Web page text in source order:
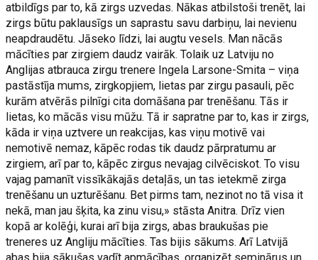
atbildīgs par to, kā zirgs uzvedas. Nākas atbilstoši trenēt, lai
zirgs būtu paklausīgs un saprastu savu darbiņu, lai nevienu
neapdraudētu. Jāseko līdzi, lai augtu vesels. Man nācās
mācīties par zirgiem daudz vairāk. Tolaik uz Latviju no
Anglijas atbrauca zirgu trenere Ingela Larsone-Smita – viņa
pastāstīja mums, zirgkopjiem, lietas par zirgu pasauli, pēc
kurām atvērās pilnīgi cita domāšana par trenēšanu. Tās ir
lietas, ko mācās visu mūžu. Tā ir sapratne par to, kas ir zirgs,
kāda ir viņa uztvere un reakcijas, kas viņu motivē vai
nemotivē nemaz, kāpēc rodas tik daudz pārpratumu ar
zirgiem, arī par to, kāpēc zirgus nevajag cilvēciskot. To visu
vajag pamanīt vissīkākajās detaļās, un tas ietekmē zirga
trenēšanu un uzturēšanu. Bet pirms tam, nezinot no tā visa it
nekā, man jau šķita, ka zinu visu,» stāsta Anitra. Drīz vien
kopā ar kolēģi, kurai arī bija zirgs, abas braukušas pie
treneres uz Angliju mācīties. Tas bijis sākums. Arī Latvijā